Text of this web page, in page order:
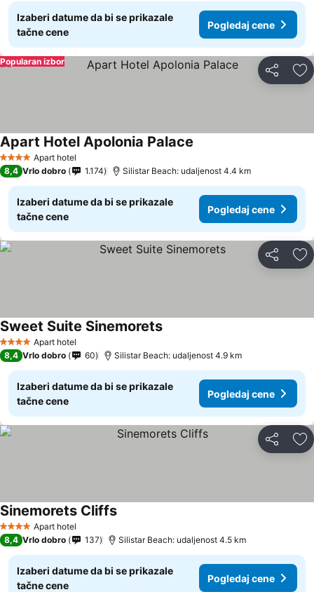
Izaberi datume da bi se prikazale
tačne cene
Pogledaj cene
Deli
Popularan izbor
4 ZvezdiceApart hotel
Apart Hotel Apolonia Palace
8,4 Vrlo dobro 1.174 Silistar Beach: udaljenost 4.4 km
Izaberi datume da bi se prikazale
tačne cene
Pogledaj cene
Deli
4 ZvezdiceApart hotel
Sweet Suite Sinemorets
8,4 Vrlo dobro 60 Silistar Beach: udaljenost 4.9 km
Izaberi datume da bi se prikazale
tačne cene
Pogledaj cene
Deli
4 ZvezdiceApart hotel
Sinemorets Cliffs
8,4 Vrlo dobro 137 Silistar Beach: udaljenost 4.5 km
Izaberi datume da bi se prikazale
tačne cene
Pogledaj cene